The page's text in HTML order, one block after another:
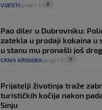
VIJESTI prije 1 h 0
Pao diler u Dubrovniku:
zatekla u prodaji kokaina u
u stanu mu pronašli još
CRNA KRONIKA prije 1 h 0
Prijatelji životinja traže
turističkih kočija nakon
Sinju